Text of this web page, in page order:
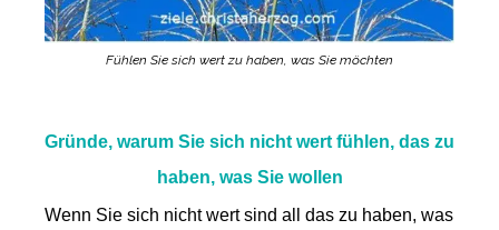
Fühlen Sie sich wert zu haben, was Sie möchten
Gründe, warum Sie sich nicht wert fühlen, das zu
haben, was Sie wollen
Wenn Sie sich nicht wert sind all das zu haben, was